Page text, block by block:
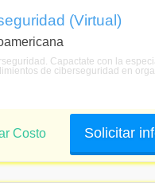
(Virtual)
Capactate con la
de ciberseguridad en
Solicitar
Costo